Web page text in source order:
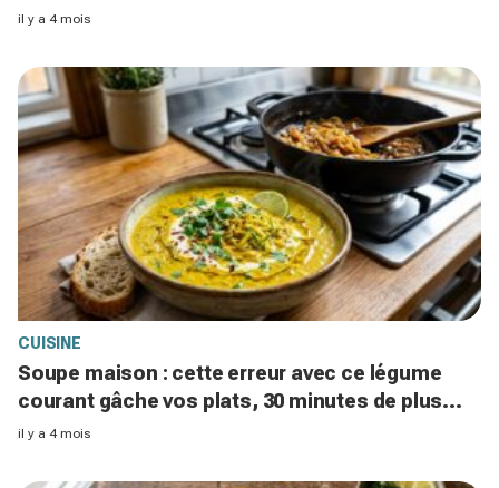
surtout pas cette erreur
il y a 4 mois
CUISINE
Soupe maison : cette erreur avec ce légume
courant gâche vos plats, 30 minutes de plus
changent tout
il y a 4 mois